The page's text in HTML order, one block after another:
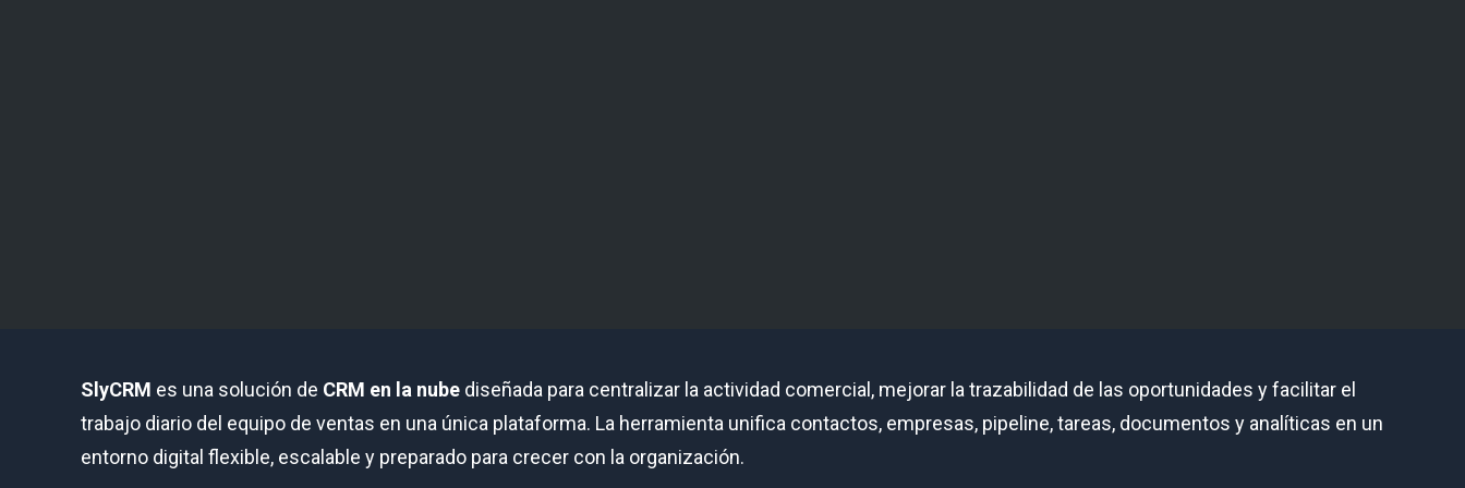
SlyCRM es una solución de CRM en la nube diseñada para centralizar la actividad comercial, mejorar la trazabilidad de las oportunidades y facilitar el
trabajo diario del equipo de ventas en una única plataforma. La herramienta unifica contactos, empresas, pipeline, tareas, documentos y analíticas en un
entorno digital flexible, escalable y preparado para crecer con la organización.